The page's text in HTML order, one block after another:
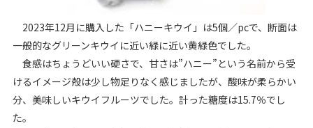
2023年12月に購入した「ハニーキウイ」は5個／pcで、断面は
一般的なグリーンキウイに近い緑に近い黄緑色でした。
食感はちょうどいい硬さで、甘さは”ハニー”という名前から受
けるイメージ殻は少し物足りなく感じましたが、酸味が柔らかい
分、美味しいキウイフルーツでした。計った糖度は15.7％でし
た。